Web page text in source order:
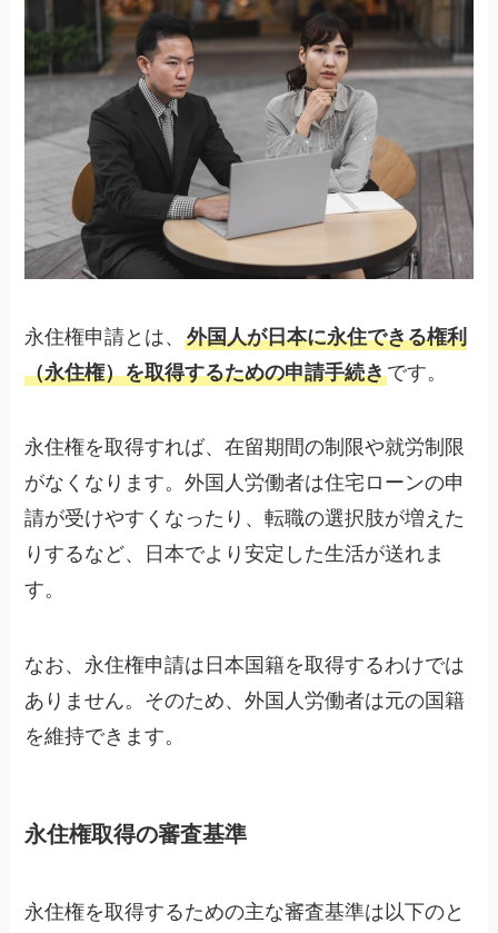
永住権申請とは、外国人が日本に永住できる権利
（永住権）を取得するための申請手続きです。
永住権を取得すれば、在留期間の制限や就労制限
がなくなります。外国人労働者は住宅ローンの申
請が受けやすくなったり、転職の選択肢が増えた
りするなど、日本でより安定した生活が送れま
す。
なお、永住権申請は日本国籍を取得するわけでは
ありません。そのため、外国人労働者は元の国籍
を維持できます。
永住権取得の審査基準
永住権を取得するための主な審査基準は以下のと